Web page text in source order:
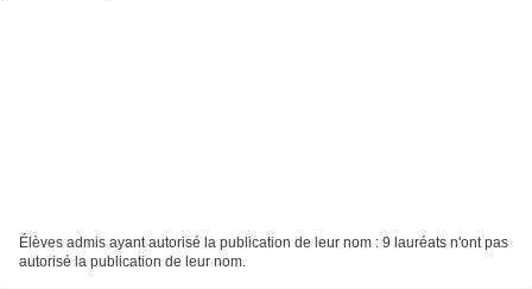
Élèves admis ayant autorisé la publication de leur nom : 9 lauréats n'ont pas
autorisé la publication de leur nom.